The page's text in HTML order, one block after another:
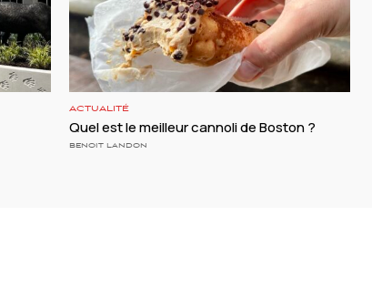
ACTUALITÉ
Quel est le meilleur cannoli de Boston ?
BENOIT LANDON